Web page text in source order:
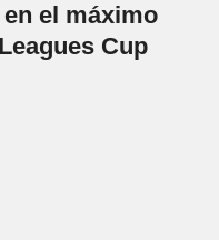
el máximo
Cup